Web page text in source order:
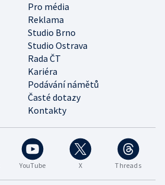
YouTube X Threads
Pro média
Reklama
Studio Brno
Studio Ostrava
Rada ČT
Kariéra
Podávání námětů
Časté dotazy
Kontakty